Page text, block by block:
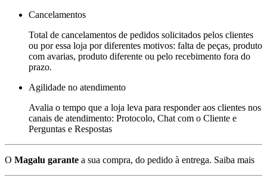
Cancelamentos
Total de cancelamentos de pedidos solicitados pelos clientes
ou por essa loja por diferentes motivos: falta de peças, produto
com avarias, produto diferente ou pelo recebimento fora do
prazo.
Agilidade no atendimento
Avalia o tempo que a loja leva para responder aos clientes nos
canais de atendimento: Protocolo, Chat com o Cliente e
Perguntas e Respostas
O Magalu garante a sua compra, do pedido à entrega. Saiba mais